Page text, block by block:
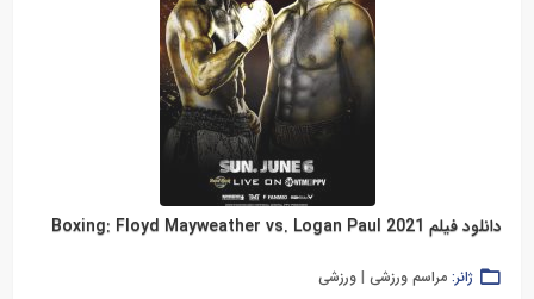
دانلود فیلم Boxing: Floyd Mayweather vs. Logan Paul 2021
ژانر: مراسم ورزشی | ورزشی